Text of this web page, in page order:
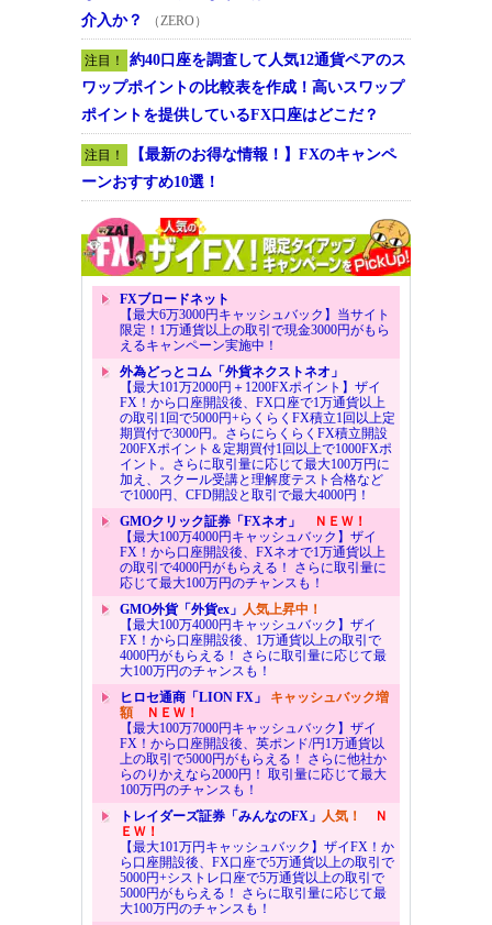
介入か？
（ZERO）
注目！
約40口座を調査して人気12通貨ペアのス
ワップポイントの比較表を作成！高いスワップ
ポイントを提供しているFX口座はどこだ？
注目！
【最新のお得な情報！】FXのキャンペ
ーンおすすめ10選！
FXブロードネット
【最大6万3000円キャッシュバック】当サイト
限定！1万通貨以上の取引で現金3000円がもら
えるキャンペーン実施中！
外為どっとコム「外貨ネクストネオ」
【最大101万2000円＋1200FXポイント】ザイ
FX！から口座開設後、FX口座で1万通貨以上
の取引1回で5000円+らくらくFX積立1回以上定
期買付で3000円。さらにらくらくFX積立開設
200FXポイント＆定期買付1回以上で1000FXポ
イント。さらに取引量に応じて最大100万円に
加え、スクール受講と理解度テスト合格など
で1000円、CFD開設と取引で最大4000円！
GMOクリック証券「FXネオ」
ＮＥＷ！
【最大100万4000円キャッシュバック】ザイ
FX！から口座開設後、FXネオで1万通貨以上
の取引で4000円がもらえる！ さらに取引量に
応じて最大100万円のチャンスも！
GMO外貨「外貨ex」 人気上昇中！
【最大100万4000円キャッシュバック】ザイ
FX！から口座開設後、1万通貨以上の取引で
4000円がもらえる！ さらに取引量に応じて最
大100万円のチャンスも！
ヒロセ通商「LION FX」 キャッシュバック増
額ＮＥＷ！
【最大100万7000円キャッシュバック】ザイ
FX！から口座開設後、英ポンド/円1万通貨以
上の取引で5000円がもらえる！ さらに他社か
らのりかえなら2000円！ 取引量に応じて最大
100万円のチャンスも！
トレイダーズ証券「みんなのFX」 人気！
Ｎ
ＥＷ！
【最大101万円キャッシュバック】ザイFX！か
ら口座開設後、FX口座で5万通貨以上の取引で
5000円+シストレ口座で5万通貨以上の取引で
5000円がもらえる！ さらに取引量に応じて最
大100万円のチャンスも！